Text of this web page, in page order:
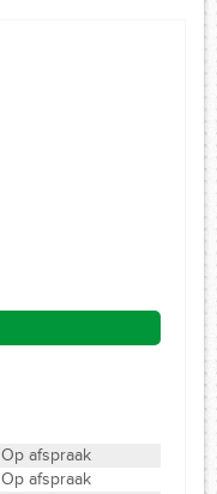
Op afspraak
Op afspraak